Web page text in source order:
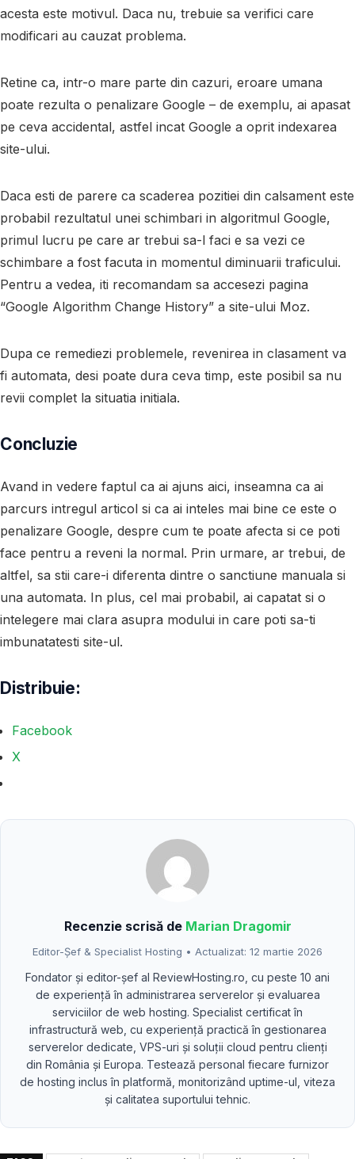
acesta este motivul. Daca nu, trebuie sa verifici care
modificari au cauzat problema.
Retine ca, intr-o mare parte din cazuri, eroare umana
poate rezulta o penalizare Google – de exemplu, ai apasat
pe ceva accidental, astfel incat Google a oprit indexarea
site-ului.
Daca esti de parere ca scaderea pozitiei din calsament este
probabil rezultatul unei schimbari in algoritmul Google,
primul lucru pe care ar trebui sa-l faci e sa vezi ce
schimbare a fost facuta in momentul diminuarii traficului.
Pentru a vedea, iti recomandam sa accesezi pagina
“Google Algorithm Change History” a site-ului Moz.
Dupa ce remediezi problemele, revenirea in clasament va
fi automata, desi poate dura ceva timp, este posibil sa nu
revii complet la situatia initiala.
Concluzie
Avand in vedere faptul ca ai ajuns aici, inseamna ca ai
parcurs intregul articol si ca ai inteles mai bine ce este o
penalizare Google, despre cum te poate afecta si ce poti
face pentru a reveni la normal. Prin urmare, ar trebui, de
altfel, sa stii care-i diferenta dintre o sanctiune manuala si
una automata. In plus, cel mai probabil, ai capatat si o
intelegere mai clara asupra modului in care poti sa-ti
imbunatatesti site-ul.
Distribuie:
Facebook
X
Recenzie scrisă de Marian Dragomir
Editor-Șef & Specialist Hosting • Actualizat: 12 martie 2026
Fondator și editor-șef al ReviewHosting.ro, cu peste 10 ani
de experiență în administrarea serverelor și evaluarea
serviciilor de web hosting. Specialist certificat în
infrastructură web, cu experiență practică în gestionarea
serverelor dedicate, VPS-uri și soluții cloud pentru clienți
din România și Europa. Testează personal fiecare furnizor
de hosting inclus în platformă, monitorizând uptime-ul, viteza
și calitatea suportului tehnic.